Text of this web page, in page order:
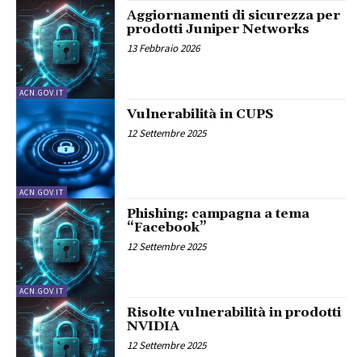
ACN.GOV.IT
Aggiornamenti di sicurezza per
prodotti Juniper Networks
13 Febbraio 2026
ACN.GOV.IT
Vulnerabilità in CUPS
12 Settembre 2025
ACN.GOV.IT
Phishing: campagna a tema
“Facebook”
12 Settembre 2025
Risolte vulnerabilità in prodotti
NVIDIA
12 Settembre 2025